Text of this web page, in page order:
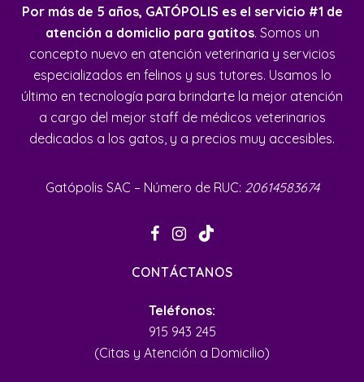
Por más de 5 años, GATÓPOLIS es el servicio #1 de
atención a domiclio para gatitos. Somos un
concepto nuevo en atención veterinaria y servicios
especializados en felinos y sus tutores. Usamos lo
último en tecnología para brindarte la mejor atención
a cargo del mejor staff de médicos veterinarios
dedicados a los gatos, y a precios muy accesibles.
Gatópolis SAC – Número de RUC: 20614583674
CONTÁCTANOS
Teléfonos:
915 943 245
(Citas y Atención a Domicilio)